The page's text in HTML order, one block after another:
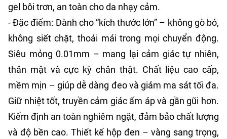
gel bôi trơn, an toàn cho da nhạy cảm.
- Đặc điểm: Dành cho “kích thước lớn” – không gò bó,
không siết chặt, thoải mái trong mọi chuyển động.
Siêu mỏng 0.01mm – mang lại cảm giác tự nhiên,
thân mật và cực kỳ chân thật. Chất liệu cao cấp,
mềm mịn – giúp dễ dàng đeo và giảm ma sát tối đa.
Giữ nhiệt tốt, truyền cảm giác ấm áp và gần gũi hơn.
Kiểm định an toàn nghiêm ngặt, đảm bảo chất lượng
và độ bền cao. Thiết kế hộp đen – vàng sang trọng,